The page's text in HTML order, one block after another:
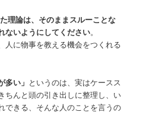
理論は、そのままスルーことな
ないようにしてください。
人に物事を教える機会をつくれる
多い」 というのは、実はケースス
ちんと頭の引き出しに整理し、い
できる、そんな人のことを言うの